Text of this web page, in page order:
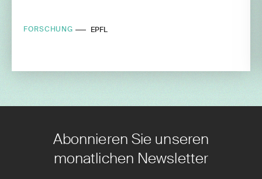
FORSCHUNG EPFL
Abonnieren Sie unseren
monatlichen Newsletter